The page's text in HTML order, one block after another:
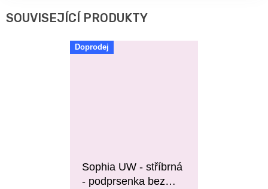
SOUVISEJÍCÍ PRODUKTY
Doprodej
Sophia UW - stříbrná
- podprsenka bez